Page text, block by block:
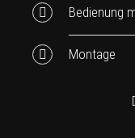
Bedienung
Montage